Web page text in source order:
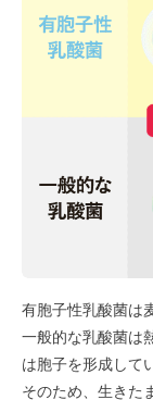
有胞子性乳酸菌は
一般的な乳酸菌は
は胞子を形成して
そのため、生きた